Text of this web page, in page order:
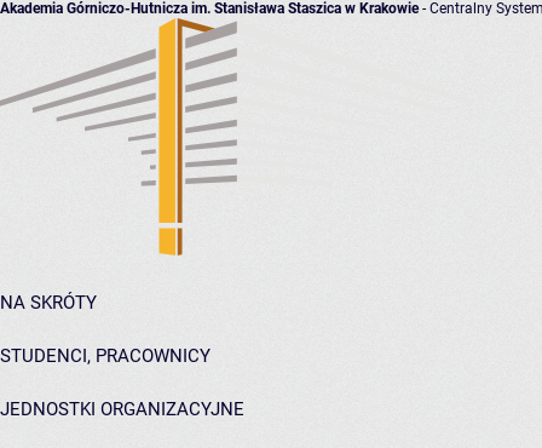
Akademia Górniczo-Hutnicza im. Stanisława Staszica w Krakowie- Centralny
NA SKRÓTY
STUDENCI, PRACOWNICY
JEDNOSTKI ORGANIZACYJNE